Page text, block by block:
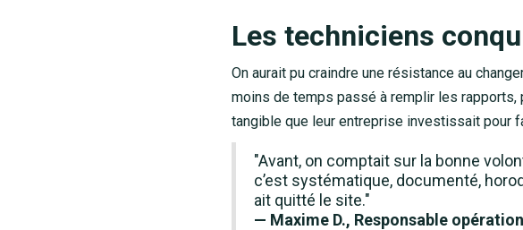
Les techniciens
On aurait pu craindre une résistance au
moins de temps passé à remplir les
tangible que leur entreprise investissait pour
"Avant, on comptait sur la bonne
c’est systématique, documenté,
ait quitté le site."
— Maxime D., Responsable